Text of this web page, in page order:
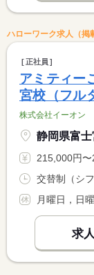
ハローワーク求人（掲
正社員
アミティー
宮校（フル
株式会社イーオン
静岡県富
215,000円〜289,500円 ※フ
月曜日，日
求